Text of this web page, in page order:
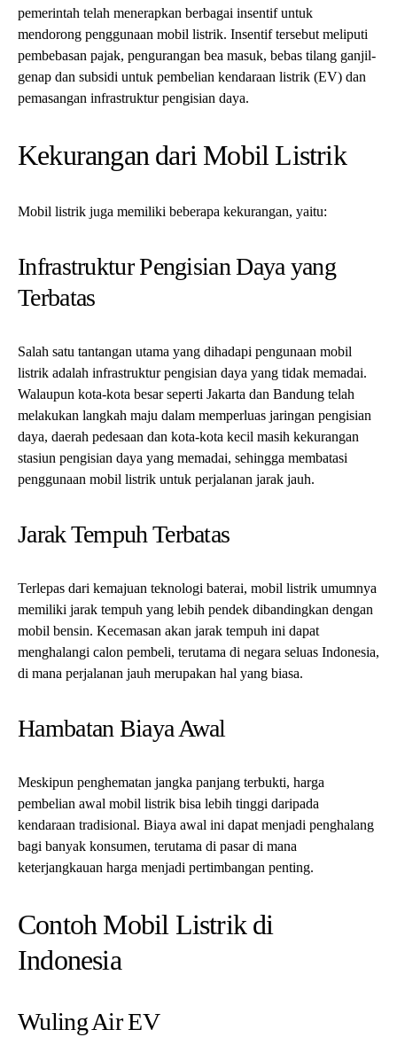
pemerintah telah menerapkan berbagai insentif untuk
mendorong penggunaan mobil listrik. Insentif tersebut meliputi
pembebasan pajak, pengurangan bea masuk, bebas tilang ganjil-
genap dan subsidi untuk pembelian kendaraan listrik (EV) dan
pemasangan infrastruktur pengisian daya.
Kekurangan dari Mobil Listrik
Mobil listrik juga memiliki beberapa kekurangan, yaitu:
Infrastruktur Pengisian Daya yang
Terbatas
Salah satu tantangan utama yang dihadapi pengunaan mobil
listrik adalah infrastruktur pengisian daya yang tidak memadai.
Walaupun kota-kota besar seperti Jakarta dan Bandung telah
melakukan langkah maju dalam memperluas jaringan pengisian
daya, daerah pedesaan dan kota-kota kecil masih kekurangan
stasiun pengisian daya yang memadai, sehingga membatasi
penggunaan mobil listrik untuk perjalanan jarak jauh.
Jarak Tempuh Terbatas
Terlepas dari kemajuan teknologi baterai, mobil listrik umumnya
memiliki jarak tempuh yang lebih pendek dibandingkan dengan
mobil bensin. Kecemasan akan jarak tempuh ini dapat
menghalangi calon pembeli, terutama di negara seluas Indonesia,
di mana perjalanan jauh merupakan hal yang biasa.
Hambatan Biaya Awal
Meskipun penghematan jangka panjang terbukti, harga
pembelian awal mobil listrik bisa lebih tinggi daripada
kendaraan tradisional. Biaya awal ini dapat menjadi penghalang
bagi banyak konsumen, terutama di pasar di mana
keterjangkauan harga menjadi pertimbangan penting.
Contoh Mobil Listrik di
Indonesia
Wuling Air EV